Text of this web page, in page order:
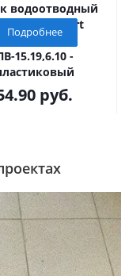
водоотводный
Standart
(Стандарт)
15.19,6.10 -
руб.
Подробнее